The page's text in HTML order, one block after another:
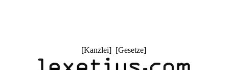
[Kanzlei] [Gesetze]